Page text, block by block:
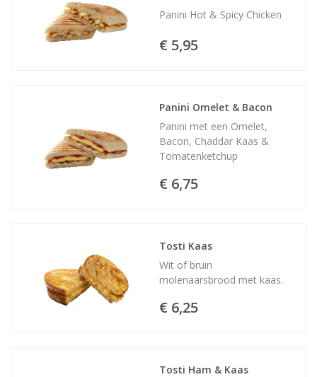
Panini Hot & Spicy Chicken
€ 5,95
Panini Omelet & Bacon
Panini met een Omelet,
Bacon, Chaddar Kaas &
Tomatenketchup
€ 6,75
Tosti Kaas
Wit of bruin
molenaarsbrood met kaas.
€ 6,25
Tosti Ham & Kaas